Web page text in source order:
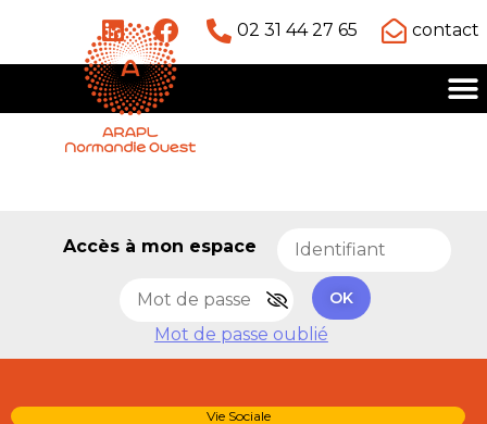
02 31 44 27 65 contact
Accès à mon espace
OK
Mot de passe oublié
Vie Sociale